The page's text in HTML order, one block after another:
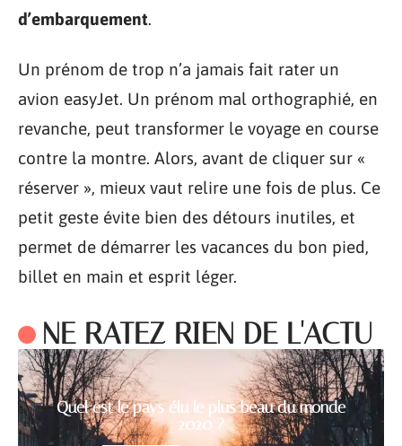
d’embarquement.
Un prénom de trop n’a jamais fait rater un
avion easyJet. Un prénom mal orthographié, en
revanche, peut transformer le voyage en course
contre la montre. Alors, avant de cliquer sur «
réserver », mieux vaut relire une fois de plus. Ce
petit geste évite bien des détours inutiles, et
permet de démarrer les vacances du bon pied,
billet en main et esprit léger.
NE RATEZ RIEN DE L'ACTU
Quel est le pays élu le plus beau du monde
2020 ?